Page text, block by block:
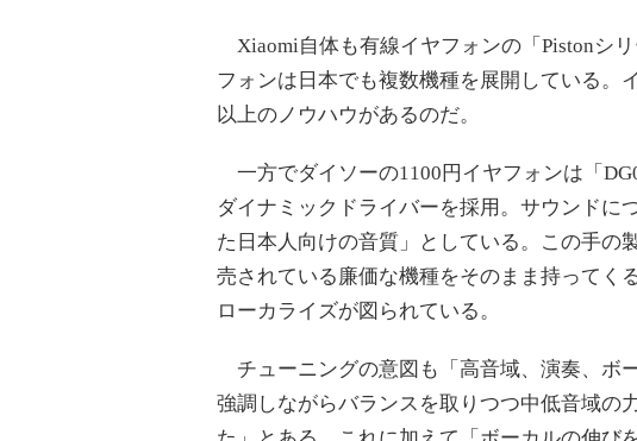
Xiaomi自体も有線イヤフォンの「Pistonシ
フォンは日本でも複数機種を展開している。
以上のノウハウがあるのだ。
一方でダイソーの1100円イヤフォンは「
ダイナミックドライバーを採用。サウンドに
た日本人向けの音質」としている。この手の
売されている廉価な機種をそのまま持ってく
ローカライズが図られている。
チューニングの意図も「高音域、演奏、ボ
強調しながらバランスを取りつつ中低音域の